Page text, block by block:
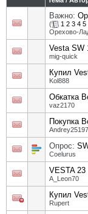
Важно:
( 1 2 3 4 5
Орехово-
Vesta SW
mig-quick
Купил
Kol888
Обкатка
vaz2170
Покупка
Опрос:
Coelurus
VESTA 23
A_Leon70
Купил
Rupert